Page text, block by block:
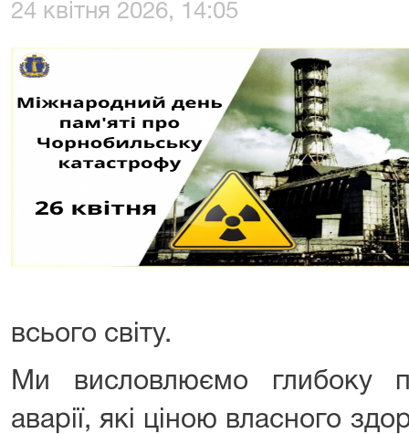
24 квітня 2026, 14:05
всього світу.
Ми висловлюємо глибоку
аварії, які ціною власного